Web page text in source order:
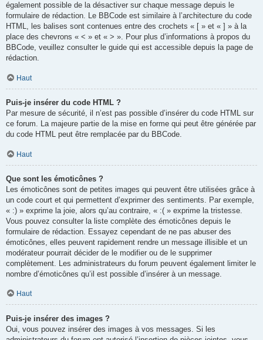
également possible de la désactiver sur chaque message depuis le
formulaire de rédaction. Le BBCode est similaire à l’architecture du code
HTML, les balises sont contenues entre des crochets « [ » et « ] » à la
place des chevrons « < » et « > ». Pour plus d’informations à propos du
BBCode, veuillez consulter le guide qui est accessible depuis la page de
rédaction.
Haut
Puis-je insérer du code HTML ?
Par mesure de sécurité, il n’est pas possible d’insérer du code HTML sur
ce forum. La majeure partie de la mise en forme qui peut être générée par
du code HTML peut être remplacée par du BBCode.
Haut
Que sont les émoticônes ?
Les émoticônes sont de petites images qui peuvent être utilisées grâce à
un code court et qui permettent d’exprimer des sentiments. Par exemple,
« :) » exprime la joie, alors qu’au contraire, « :( » exprime la tristesse.
Vous pouvez consulter la liste complète des émoticônes depuis le
formulaire de rédaction. Essayez cependant de ne pas abuser des
émoticônes, elles peuvent rapidement rendre un message illisible et un
modérateur pourrait décider de le modifier ou de le supprimer
complètement. Les administrateurs du forum peuvent également limiter le
nombre d’émoticônes qu’il est possible d’insérer à un message.
Haut
Puis-je insérer des images ?
Oui, vous pouvez insérer des images à vos messages. Si les